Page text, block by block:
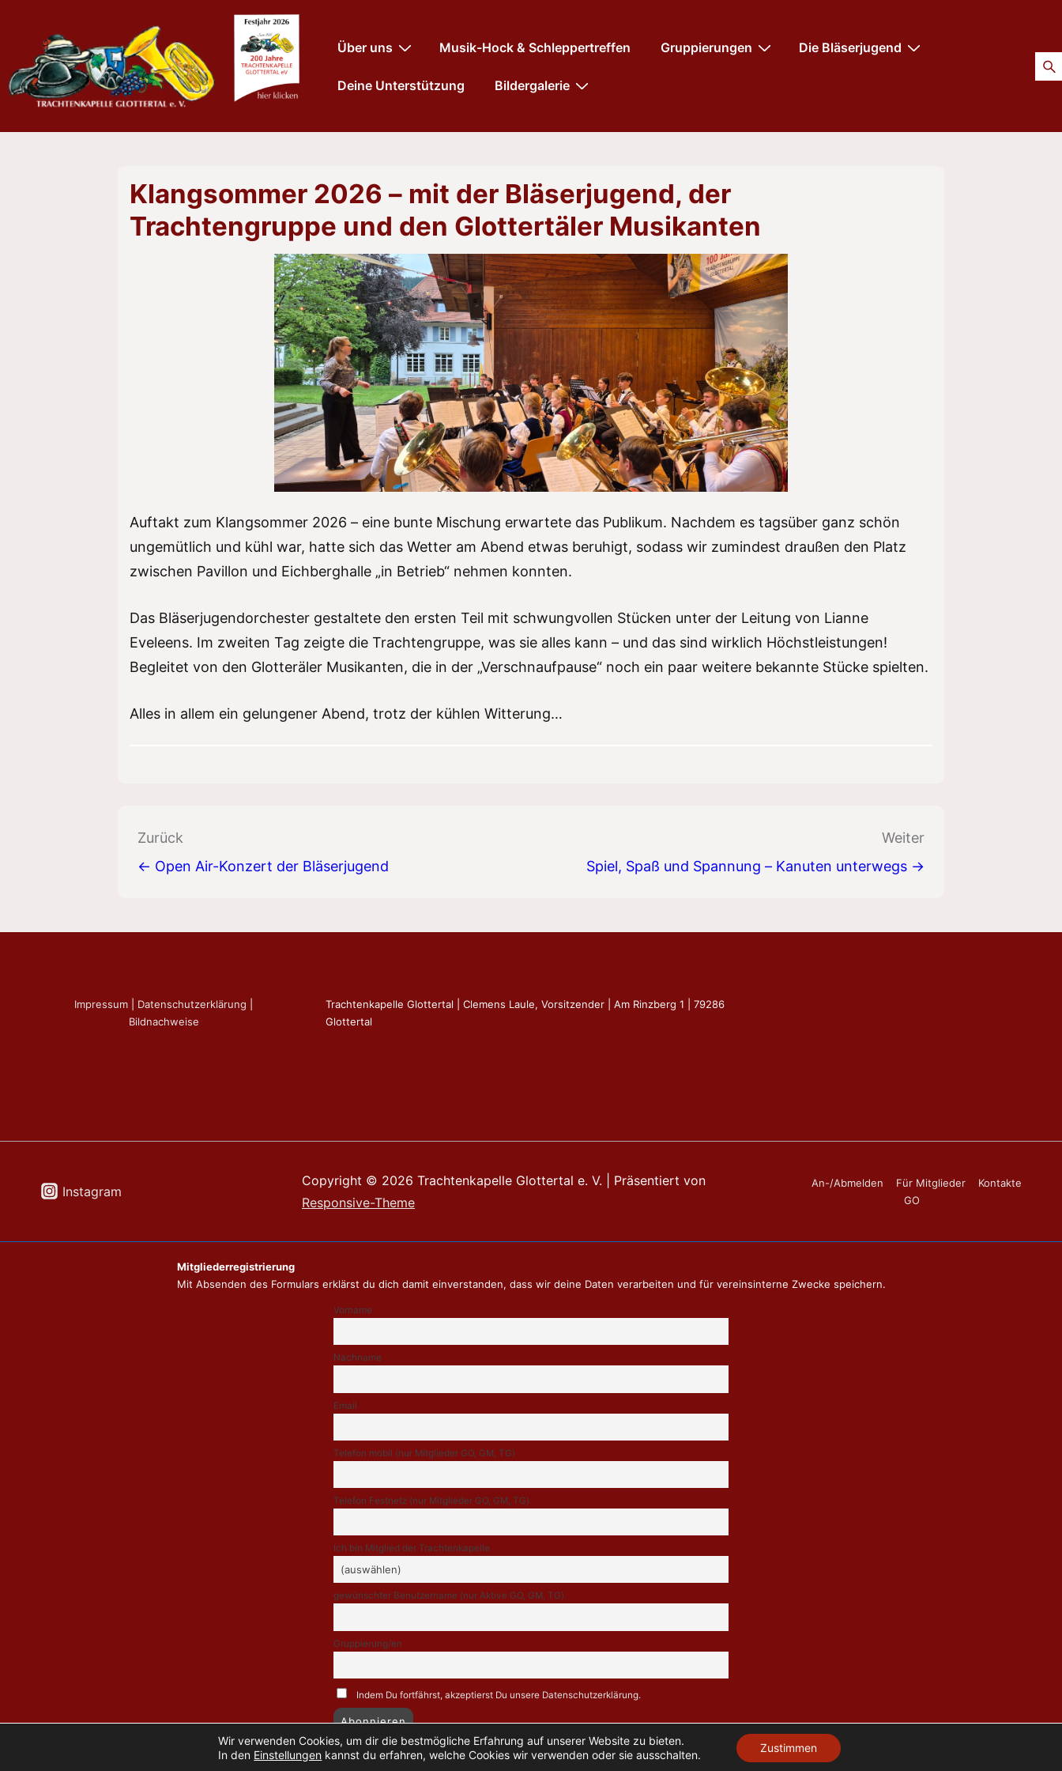
Inhalt
Hauptnavigation
Über uns Musik-Hock & Schleppertreffen Gruppierungen Die Bläserjugend
Deine Unterstützung Bildergalerie
Klangsommer 2026 – mit der Bläserjugend, der
Trachtengruppe und den Glottertäler Musikanten
Auftakt zum Klangsommer 2026 – eine bunte Mischung erwartete das Publikum. Nachdem es tagsüber ganz schön
ungemütlich und kühl war, hatte sich das Wetter am Abend etwas beruhigt, sodass wir zumindest draußen den Platz
zwischen Pavillon und Eichberghalle „in Betrieb“ nehmen konnten.
Das Bläserjugendorchester gestaltete den ersten Teil mit schwungvollen Stücken unter der Leitung von Lianne
Eveleens. Im zweiten Tag zeigte die Trachtengruppe, was sie alles kann – und das sind wirklich Höchstleistungen!
Begleitet von den Glotteräler Musikanten, die in der „Verschnaufpause“ noch ein paar weitere bekannte Stücke spielten.
Alles in allem ein gelungener Abend, trotz der kühlen Witterung…
Beitragsnavigation
Zurück
← Open Air-Konzert der Bläserjugend
Weiter
Spiel, Spaß und Spannung – Kanuten unterwegs →
Impressum Datenschutzerklärung
Bildnachweise
Trachtenkapelle Glottertal | Clemens Laule, Vorsitzender | Am Rinzberg 1 | 79286
Glottertal
Instagram
Copyright © 2026 Trachtenkapelle Glottertal e. V.
| Präsentiert von
Responsive-Theme
Footer-
An-/Abmelden Für Mitglieder
Kontakte
GO
Mitgliederregistrierung
Mit Absenden des Formulars erklärst du dich damit einverstanden, dass wir deine Daten verarbeiten und für vereinsinterne Zwecke speichern.
Vorname
Nachname
Email
Telefon mobil (nur Mitglieder GO, GM, TG)
Telefon Festnetz (nur Mitglieder GO, GM, TG)
Ich bin Mitglied der Trachtenkapelle
gewünschter Benutzername (nur Aktive GO, GM, TG)
Gruppierung/en
Indem Du fortfährst, akzeptierst Du unsere Datenschutzerklärung.
Wir verwenden Cookies, um dir die bestmögliche Erfahrung auf unserer Website zu bieten.
In den Einstellungen kannst du erfahren, welche Cookies wir verwenden oder sie ausschalten.
Zustimmen